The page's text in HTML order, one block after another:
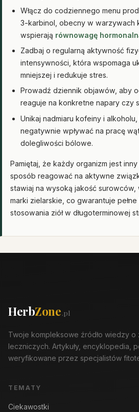
Włącz do codziennego menu
3-karbinol, obecny w warzywach
wspierają równowagę
Zadbaj o regularną aktywność
intensywności, która wspomaga
mniejszej i redukuje stres.
Prowadź dziennik objawów, aby
reaguje na konkretne napary czy
Unikaj nadmiaru kofeiny i
negatywnie wpływać na pracę
dolegliwości bólowe.
Pamiętaj, że każdy organizm jest
sposób reagować na aktywne
stawiaj na wysoką jakość
marki zielarskie, co gwarantuje
stosowania ziół w długoterminowej
HerbZone.pl
Twoje kompleksowe źródło wiedzy o
leczniczych. Artykuły, encyklopedia,
weryfikowane przez specjalistów
TEMATY
Ciekawostki